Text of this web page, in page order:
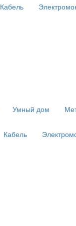
Кабель
Умный дом
Кабель